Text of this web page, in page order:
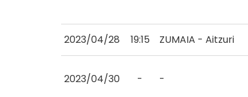
2023/04/28 19:15 ZUMAIA - Aitzuri
2023/04/30 - -